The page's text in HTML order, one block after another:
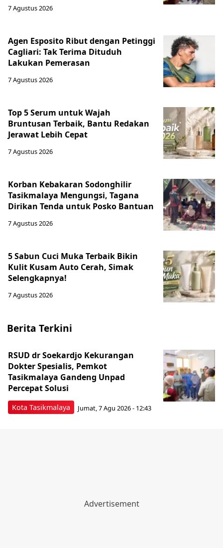
7 Agustus 2026
Agen Esposito Ribut dengan Petinggi
Cagliari: Tak Terima Dituduh
Lakukan Pemerasan
7 Agustus 2026
Top 5 Serum untuk Wajah
Bruntusan Terbaik, Bantu Redakan
Jerawat Lebih Cepat
7 Agustus 2026
Korban Kebakaran Sodonghilir
Tasikmalaya Mengungsi, Tagana
Dirikan Tenda untuk Posko Bantuan
7 Agustus 2026
5 Sabun Cuci Muka Terbaik Bikin
Kulit Kusam Auto Cerah, Simak
Selengkapnya!
7 Agustus 2026
Berita Terkini
Kota Tasikmalaya
RSUD dr Soekardjo Kekurangan
Dokter Spesialis, Pemkot
Tasikmalaya Gandeng Unpad
Percepat Solusi
Jumat, 7 Agu 2026 - 12:43